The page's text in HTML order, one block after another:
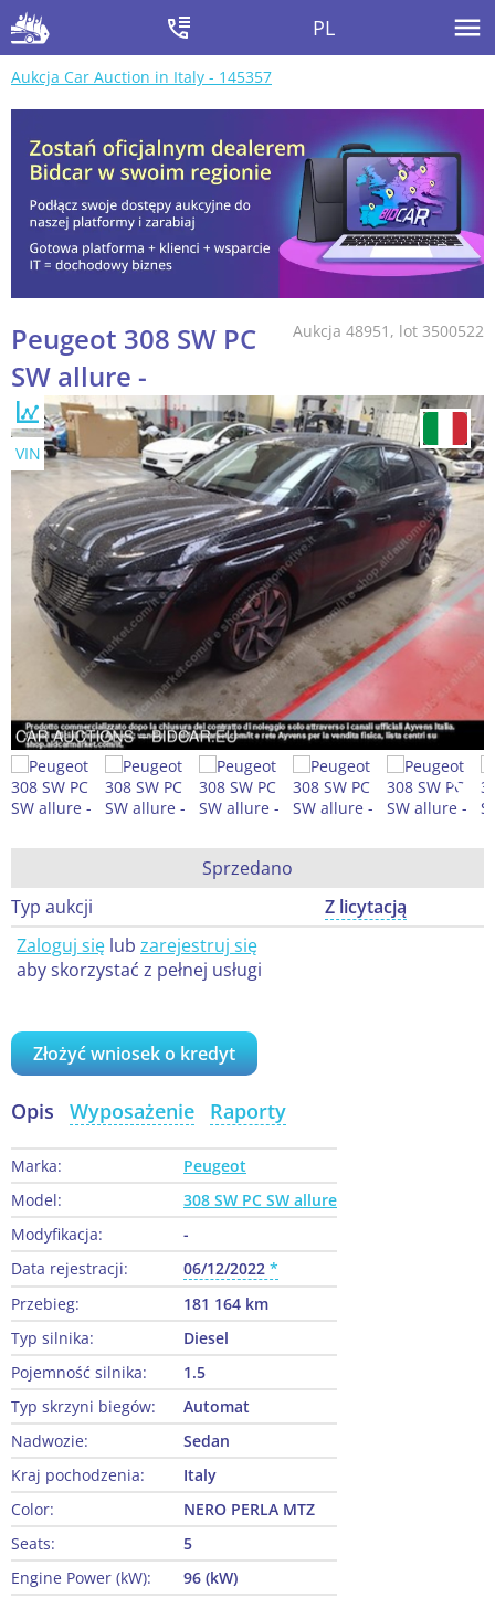
PL
Aukcja Car Auction in Italy - 145357
Aukcja 48951, lot 3500522
Peugeot 308 SW PC
SW allure -
VIN
Sprzedano
Typ aukcji
Z licytacją
Zaloguj się lub zarejestruj się
aby skorzystać z pełnej usługi
Złożyć wniosek o kredyt
Opis Wyposażenie Raporty
Marka:
Peugeot
Model:
308 SW PC SW allure
Modyfikacja:
-
Data rejestracji:
06/12/2022
Przebieg:
181 164 km
Typ silnika:
Diesel
Pojemność silnika:
1.5
Typ skrzyni biegów:
Automat
Nadwozie:
Sedan
Kraj pochodzenia:
Italy
Color:
NERO PERLA MTZ
Seats:
5
Engine Power (kW):
96 (kW)